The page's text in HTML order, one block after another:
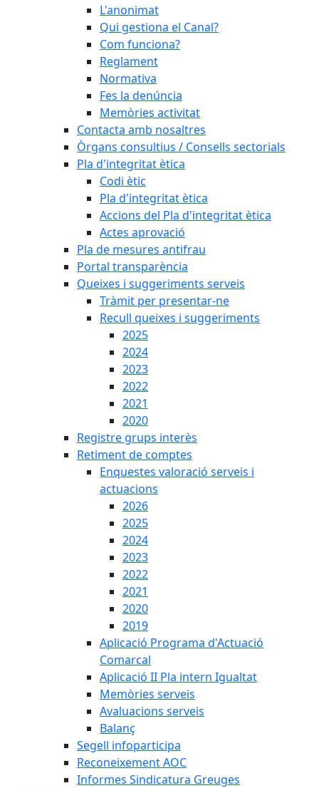
L'anonimat
Qui gestiona el Canal?
Com funciona?
Reglament
Normativa
Fes la denúncia
Memòries activitat
Contacta amb nosaltres
Òrgans consultius / Consells sectorials
Pla d'integritat ètica
Codi ètic
Pla d'integritat ètica
Accions del Pla d'integritat ètica
Actes aprovació
Pla de mesures antifrau
Portal transparència
Queixes i suggeriments serveis
Tràmit per presentar-ne
Recull queixes i suggeriments
2025
2024
2023
2022
2021
2020
Registre grups interès
Retiment de comptes
Enquestes valoració serveis i
actuacions
2026
2025
2024
2023
2022
2021
2020
2019
Aplicació Programa d'Actuació
Comarcal
Aplicació II Pla intern Igualtat
Memòries serveis
Avaluacions serveis
Balanç
Segell infoparticipa
Reconeixement AOC
Informes Sindicatura Greuges